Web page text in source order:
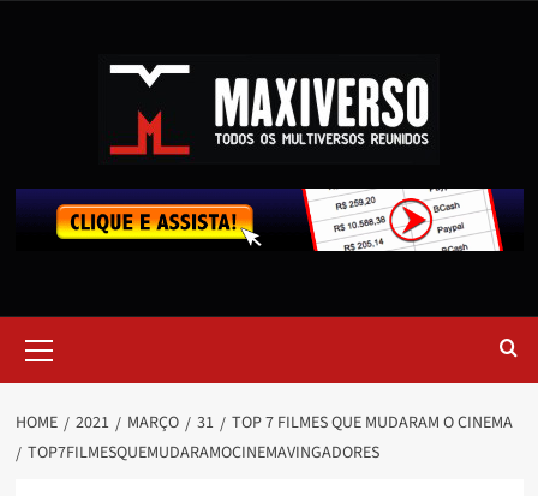
HOME 2021 MARÇO 31
TOP 7 FILMES QUE MUDARAM O CINEMA
TOP7FILMESQUEMUDARAMOCINEMAVINGADORES